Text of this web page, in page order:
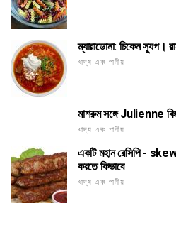
ম্যারাডোনা: চিকেন স্যুপ।
খাদ্য এবং পানীয়
মাশরুম সঙ্গে Julienne কিছু
খাদ্য এবং পানীয়
একটি মহান রেসিপি -
করতে কিভাবে
খাদ্য এবং পানীয়